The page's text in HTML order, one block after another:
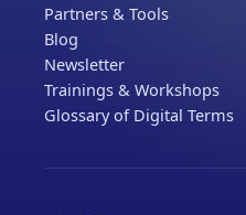
Partners & Tools
Blog
Newsletter
Trainings & Workshops
Glossary of Digital Terms